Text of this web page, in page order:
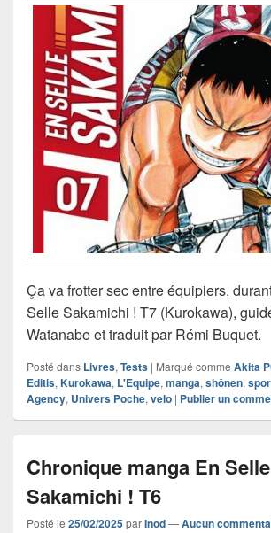
Ça va frotter sec entre équipiers,
Selle Sakamichi ! T7 (Kurokawa),
Watanabe et traduit par Rémi Buquet.
Posté dans Livres, Tests | Marqué comme Akita
Editis, Kurokawa, L'Equipe, manga, shônen,
Agency, Univers Poche, velo | Publier un
Chronique manga En Selle
Sakamichi ! T6
Posté le 25/02/2025parInod—Aucun